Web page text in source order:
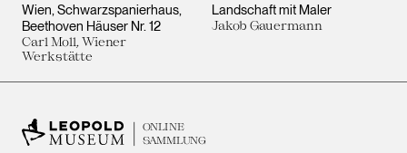
Wien, Schwarzspanierhaus,
Beethoven Häuser Nr. 12
Carl Moll, Wiener
Werkstätte
Landschaft mit Maler
Jakob Gauermann
ONLINE
SAMMLUNG